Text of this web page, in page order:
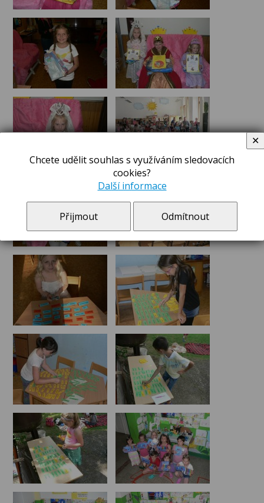
Chcete udělit souhlas s využíváním sledovacích
cookies?
Další informace
Přijmout Odmítnout
✕